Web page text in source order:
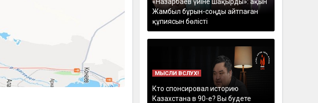
Жамбыл бұрын-соңды айтпаған
құпиясын бөлісті
МЫСЛИ ВСЛУХ!
Кто спонсировал историю
Казахстана в 90-е? Вы будете